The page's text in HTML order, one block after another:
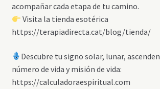
acompañar cada etapa de tu camino.
Visita la tienda esotérica
https://terapiadirecta.cat/blog/tienda/
Descubre tu signo solar, lunar,
número de vida y misión de vida:
https://calculadoraespiritual.com